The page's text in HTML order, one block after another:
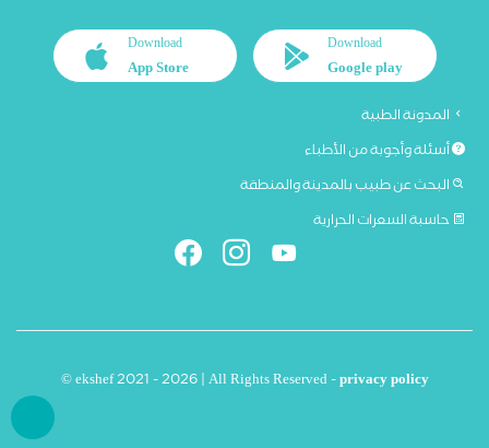
Download
Google play
Download
App Store
المدونة الطبية
أسئلة وأجوبة من الأطباء
البحث عن طبيب بالمدينة والمنطقة
حاسبة السعرات الحرارية
© ekshef 2021 - 2026 | All Rights Reserved -privacy policy